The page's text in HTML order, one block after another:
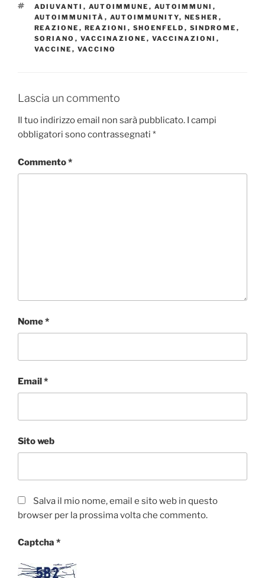
TAG
ADIUVANTI , AUTOIMMUNE , AUTOIMMUNI ,
AUTOIMMUNITÀ , AUTOIMMUNITY, NESHER ,
REAZIONE , REAZIONI , SHOENFELD , SINDROME ,
SORIANO , VACCINAZIONE , VACCINAZIONI ,
VACCINE , VACCINO
Lascia un commento
Il tuo indirizzo email non sarà pubblicato. I campi
obbligatori sono contrassegnati *
Commento*
Nome*
Email*
Sito web
Salva il mio nome, email e sito web in questo
browser per la prossima volta che commento.
Captcha *